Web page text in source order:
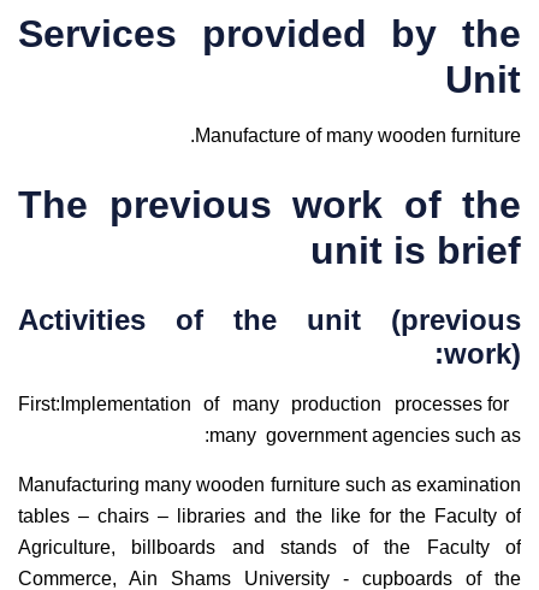
Services provided by the
Unit
Manufacture of many wooden furniture.
The previous work of the
unit is brief
Activities of the unit (previous
work):
First:Implementation of many production processes for
many government agencies such as:
Manufacturing many wooden furniture such as examination
tables – chairs – libraries and the like for the Faculty of
Agriculture, billboards and stands of the Faculty of
Commerce, Ain Shams University - cupboards of the